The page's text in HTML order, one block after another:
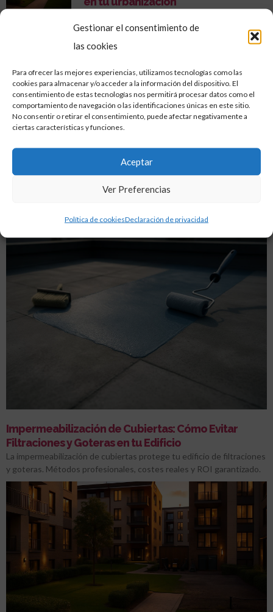
Gestionar el consentimiento de
las cookies
Para ofrecer las mejores experiencias, utilizamos tecnologías como las
cookies para almacenar y/o acceder a la información del dispositivo. El
consentimiento de estas tecnologías nos permitirá procesar datos como el
comportamiento de navegación o las identificaciones únicas en este sitio.
No consentir o retirar el consentimiento, puede afectar negativamente a
ciertas características y funciones.
Aceptar
Ver Preferencias
Política de cookiesDeclaración de privacidad
Cómo Rehabilitar la Fachada de tu
Edificio Antiguo: Guía Práctica
Qué incluye un servicio profesional
de limpieza de comunidades
19 mayo, 2026
Artículos relacionados
Impermeabilización de Cubiertas: Cómo Evitar
Filtraciones y Goteras en tu Edificio
La impermeabilización de cubiertas protege tu edificio de filtraciones
y goteras. Métodos profesionales, costes reales y ROI garantizado.